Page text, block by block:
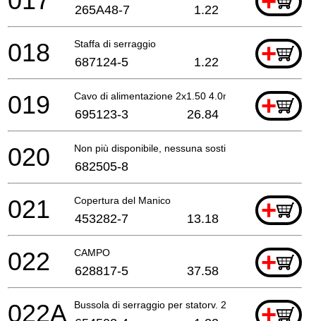
265A48-7 1.22
Staffa di serraggio +
018 687124-5 1.22
Cavo di alimentazione 2x1.50 4.0mtr +
019 695123-3 26.84
Non più disponibile, nessuna sostituzione
020 682505-8
Copertura del Manico +
021 453282-7 13.18
CAMPO +
022 628817-5 37.58
Bussola di serraggio per statorv. 2mm +
022A